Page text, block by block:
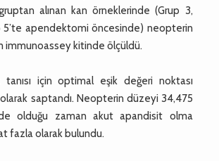
alınan kan örneklerinde (Grup 3,
5’te apendektomi öncesinde) neopterin
immunoassey kitinde ölçüldü.
için optimal eşik değeri noktası
saptandı. Neopterin düzeyi 34,475
olduğu zaman akut apandisit olma
fazla olarak bulundu.